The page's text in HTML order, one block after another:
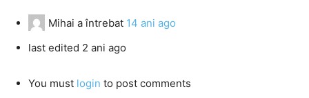
Mihai a întrebat 14 ani ago
last edited 2 ani ago
You must login to post comments